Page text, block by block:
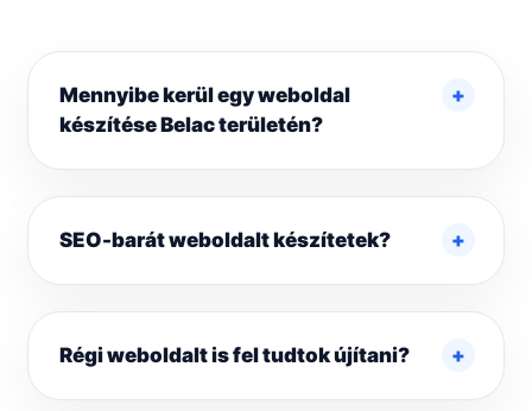
Mennyibe kerül egy weboldal
készítése Belac területén?
SEO-barát weboldalt készítetek?
Régi weboldalt is fel tudtok újítani?